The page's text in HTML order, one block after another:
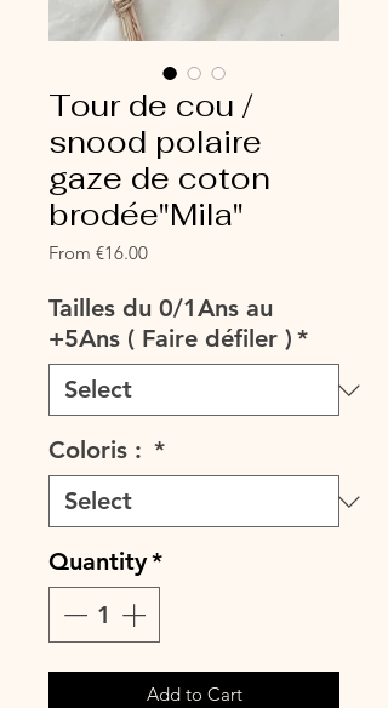
Tour de cou /
snood polaire
gaze de coton
brodée"Mila"
From €16.00Sale
Tailles du 0/1Ans au
+5Ans ( Faire défiler ) *
Coloris : *
Quantity*
Add to Cart